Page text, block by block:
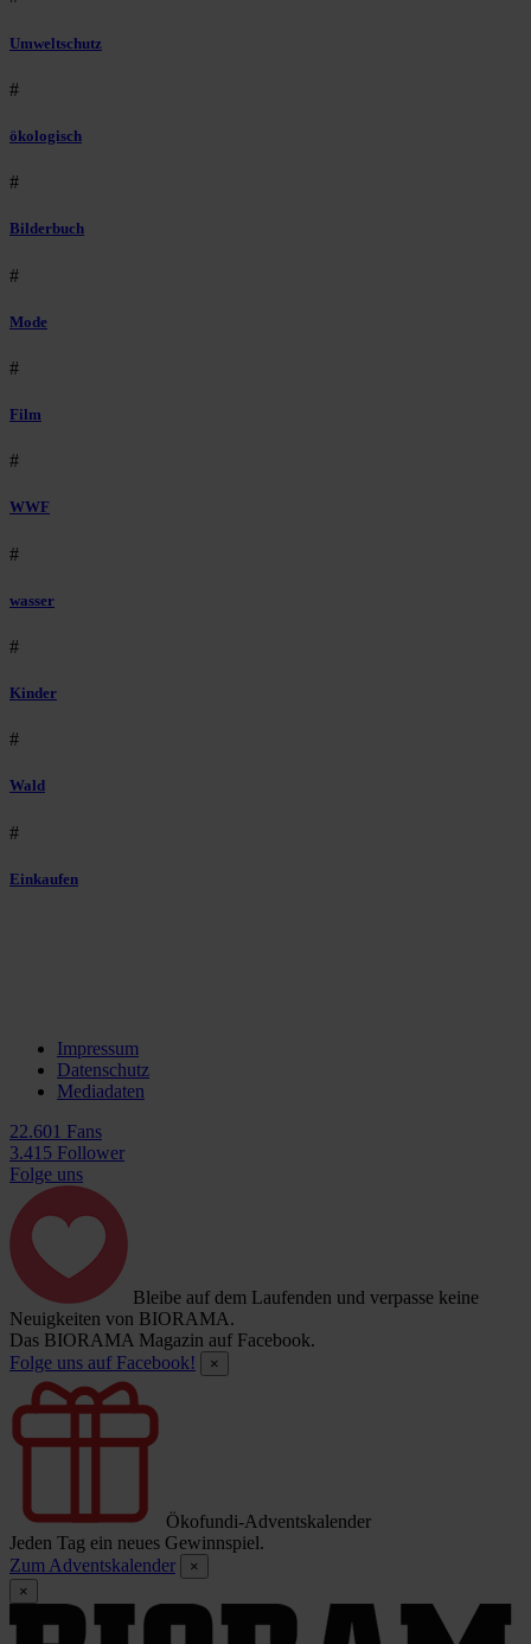
Umweltschutz
#
ökologisch
#
Bilderbuch
#
Mode
#
Film
#
WWF
#
wasser
#
Kinder
#
Wald
#
Einkaufen
Impressum
Datenschutz
Mediadaten
22.601 Fans
3.415 Follower
Folge uns
Bleibe auf dem Laufenden und verpasse keine
Neuigkeiten von BIORAMA.
Das BIORAMA Magazin auf Facebook.
Folge uns auf Facebook!
×
Ökofundi-Adventskalender
Jeden Tag ein neues Gewinnspiel.
Zum Adventskalender
×
×